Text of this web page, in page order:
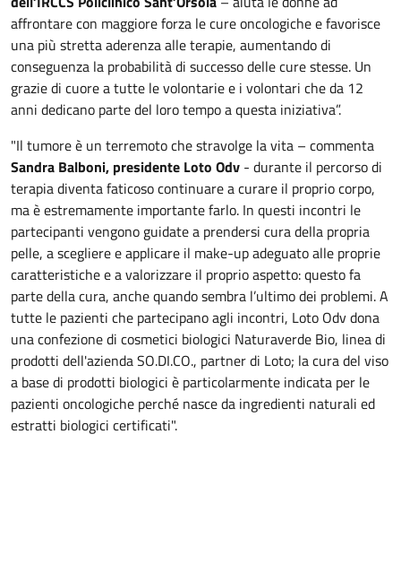
affrontare con maggiore forza le cure oncologiche e favorisce
una più stretta aderenza alle terapie, aumentando di
conseguenza la probabilità di successo delle cure stesse. Un
grazie di cuore a tutte le volontarie e i volontari che da 12
anni dedicano parte del loro tempo a questa iniziativa”.
"Il tumore è un terremoto che stravolge la vita – commenta
Sandra Balboni, presidente Loto Odv - durante il percorso di
terapia diventa faticoso continuare a curare il proprio corpo,
ma è estremamente importante farlo. In questi incontri le
partecipanti vengono guidate a prendersi cura della propria
pelle, a scegliere e applicare il make-up adeguato alle proprie
caratteristiche e a valorizzare il proprio aspetto: questo fa
parte della cura, anche quando sembra l’ultimo dei problemi. A
tutte le pazienti che partecipano agli incontri, Loto Odv dona
una confezione di cosmetici biologici Naturaverde Bio, linea di
prodotti dell'azienda SO.DI.CO., partner di Loto; la cura del viso
a base di prodotti biologici è particolarmente indicata per le
pazienti oncologiche perché nasce da ingredienti naturali ed
estratti biologici certificati".